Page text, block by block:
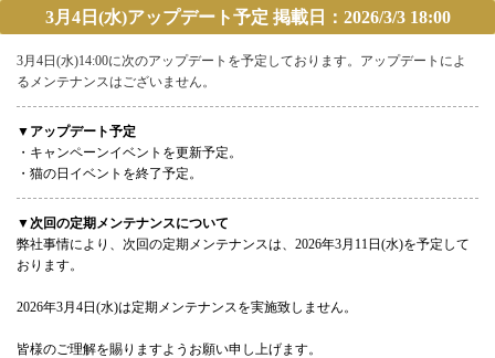
3月4日(水)アップデート予定 掲載日：2026/3/3 18:00
3月4日(水)14:00に次のアップデートを予定しております。アップデートによ
るメンテナンスはございません。
▼アップデート予定
・キャンペーンイベントを更新予定。
・猫の日イベントを終了予定。
▼次回の定期メンテナンスについて
弊社事情により、次回の定期メンテナンスは、2026年3月11日(水)を予定して
おります。
2026年3月4日(水)は定期メンテナンスを実施致しません。
皆様のご理解を賜りますようお願い申し上げます。